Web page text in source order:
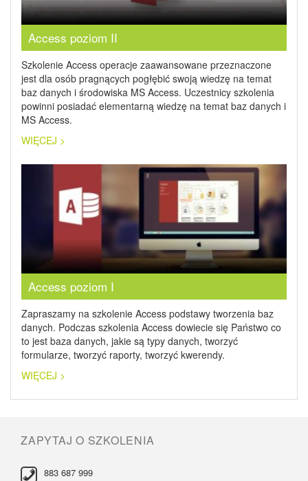
Access poziom II
Szkolenie Access operacje zaawansowane przeznaczone
jest dla osób pragnących pogłębić swoją wiedzę na temat
baz danych i środowiska MS Access. Uczestnicy szkolenia
powinni posiadać elementarną wiedzę na temat baz danych i
MS Access.
WIĘCEJ >
Access poziom I
Zapraszamy na szkolenie Access podstawy tworzenia baz
danych. Podczas szkolenia Access dowiecie się Państwo co
to jest baza danych, jakie są typy danych, tworzyć
formularze, tworzyć raporty, tworzyć kwerendy.
WIĘCEJ >
ZAPYTAJ O SZKOLENIA
883 687 999